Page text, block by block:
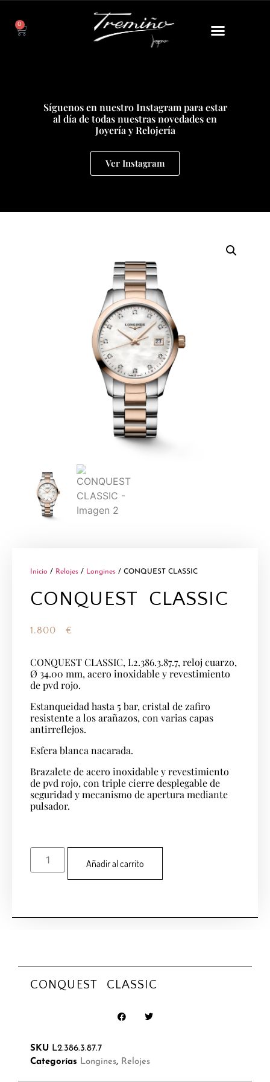
0
Síguenos en nuestro Instagram para estar
al día de todas nuestras novedades en
Joyería y Relojería
Ver Instagram
Inicio / Relojes / Longines / CONQUEST CLASSIC
CONQUEST CLASSIC
1.800 €
CONQUEST CLASSIC, L2.386.3.87.7, reloj cuarzo,
Ø 34.00 mm, acero inoxidable y revestimiento
de pvd rojo.
Estanqueidad hasta 5 bar, cristal de zafiro
resistente a los arañazos, con varias capas
antirreflejos.
Esfera blanca nacarada.
Brazalete de acero inoxidable y revestimiento
de pvd rojo, con triple cierre desplegable de
seguridad y mecanismo de apertura mediante
pulsador.
Añadir al carrito
CONQUEST CLASSIC
SKU L2.386.3.87.7
Categorías Longines, Relojes